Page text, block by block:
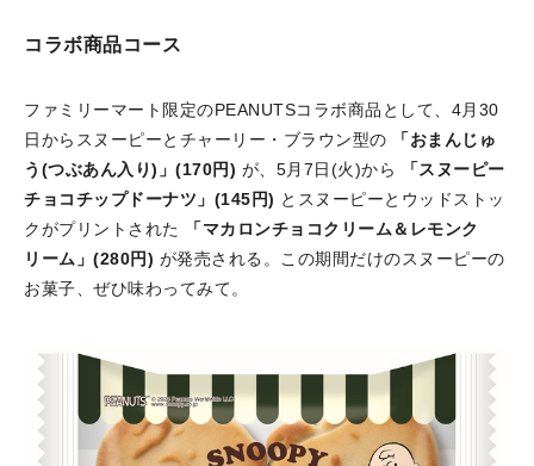
コラボ商品コース
ファミリーマート限定のPEANUTSコラボ商品として、4月30
日からスヌーピーとチャーリー・ブラウン型の
「おまんじゅ
う(つぶあん入り)」(170円) が、5月7日(火)から
「スヌーピー
チョコチップドーナツ」(145円) とスヌーピーとウッドストッ
クがプリントされた
「マカロンチョコクリーム＆レモンク
リーム」(280円) が発売される。この期間だけのスヌーピーの
お菓子、ぜひ味わってみて。